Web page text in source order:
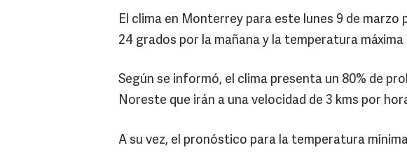
El clima en Monterrey para este lunes 9 de marzo
24 grados por la mañana y la temperatura
Según se informó, el clima presenta un 80% de
Noreste que irán a una velocidad de 3 kms por
A su vez, el pronóstico para la temperatura